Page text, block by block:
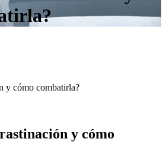
y cómo combatirla?
y cómo